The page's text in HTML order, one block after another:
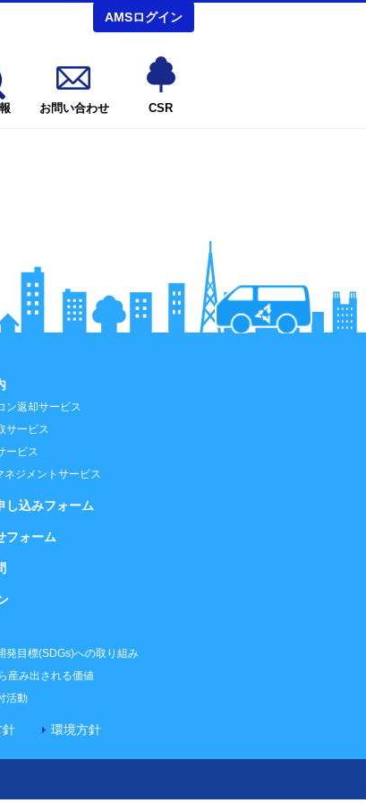
AMSログイン
お問い合わせ CSR
ン返却サービス
サービス
ービス
ネジメントサービス
し込みフォーム
フォーム
発目標(SDGs)への取り組み
産み出される価値
活動
針 環境方針